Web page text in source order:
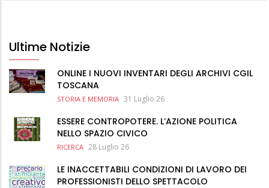
Ultime Notizie
ONLINE I NUOVI INVENTARI DEGLI ARCHIVI CGIL
TOSCANA
STORIA E MEMORIA 31 Luglio 26
ESSERE CONTROPOTERE. L’AZIONE POLITICA
NELLO SPAZIO CIVICO
RICERCA 28 Luglio 26
LE INACCETTABILI CONDIZIONI DI LAVORO DEI
PROFESSIONISTI DELLO SPETTACOLO